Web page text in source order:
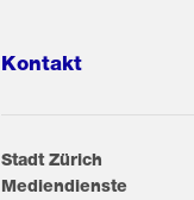
Kontakt
Stadt Zürich
Mediendienste